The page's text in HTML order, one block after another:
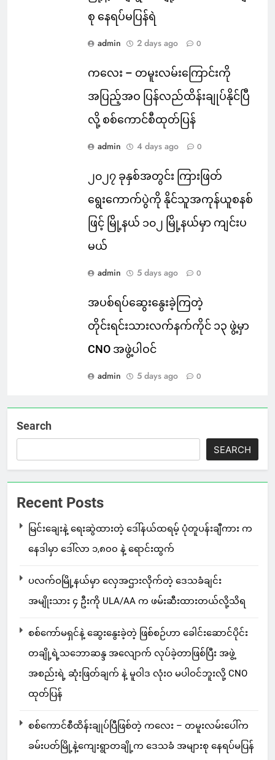
စု နေရပ်မပြန်ရဲ
admin 2 days ago 0
ကလေး – တမူးလမ်းကြောင်းကို
အပြည့်အဝ ပြန်လည်ထိန်းချုပ်နိုင်ပြီ
လို့ စစ်ကောင်စီထုတ်ပြန်
admin 4 days ago 0
၂၀၂၇ ခုနှစ်အတွင်း ကြားဖြတ်
ရွေးကောက်ပွဲကို နိုင်သူအကုန်ယူစနစ်
ဖြင့် မြို့နယ် ၁၀၂ မြို့နယ်မှာ ကျင်းပ
မယ်
admin 5 days ago 0
အပစ်ရပ်ဆွေးနွေးခဲ့ကြတဲ့
တိုင်းရင်းသားလက်နက်ကိုင် ၁၃ ဖွဲ့မှာ
CNO အဖွဲ့ပါဝင်
admin 5 days ago 0
Search
SEARCH
Recent Posts
မြင်းချေးနဲ့ ရေးဆွဲထားတဲ့ ဒေါ်နယ်ထရမ့် ပုံတူပန်းချီကား က
နေဒါမှာ ဒေါ်လာ ၁,၈၀၀ နဲ့ ရောင်းထွက်
ပလက်ဝမြို့နယ်မှာ လှေအဌားလိုက်တဲ့ ဒေသခံချင်း
အမျိုးသား ၄ ဦးကို ULA/AA က ဖမ်းဆီးထားတယ်လို့သိရ
စစ်ကော်မရှင်နဲ့ ဆွေးနွေးခဲ့တဲ့ ဖြစ်စဉ်ဟာ ခေါင်းဆောင်ပိုင်း
တချို့ရဲ့သဘောဆန္ဒ အလျောက် လုပ်ခဲ့တာဖြစ်ပြီး အဖွဲ့
အစည်းရဲ့ ဆုံးဖြတ်ချက် နဲ့ မူဝါဒ လုံးဝ မပါဝင်ဘူးလို့ CNO
ထုတ်ပြန်
စစ်ကောင်စီထိန်းချုပ်ပြီဖြစ်တဲ့ ကလေး – တမူးလမ်းပေါ်က
ခမ်းပတ်မြို့နဲ့ကျေးရွာတချို့က ဒေသခံ အများစု နေရပ်မပြန်